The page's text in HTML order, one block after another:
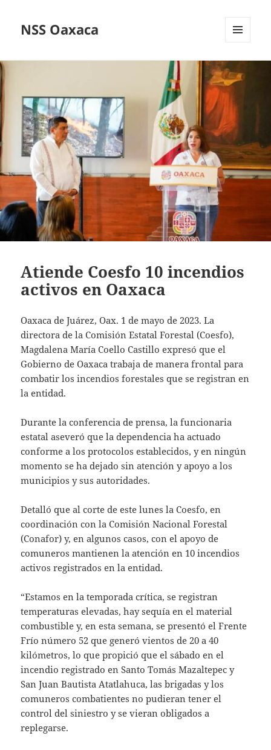
NSS Oaxaca
WIDGETS
Atiende Coesfo 10 incendios
activos en Oaxaca
Oaxaca de Juárez, Oax. 1 de mayo de 2023. La
directora de la Comisión Estatal Forestal (Coesfo),
Magdalena María Coello Castillo expresó que el
Gobierno de Oaxaca trabaja de manera frontal para
combatir los incendios forestales que se registran en
la entidad.
Durante la conferencia de prensa, la funcionaria
estatal aseveró que la dependencia ha actuado
conforme a los protocolos establecidos, y en ningún
momento se ha dejado sin atención y apoyo a los
municipios y sus autoridades.
Detalló que al corte de este lunes la Coesfo, en
coordinación con la Comisión Nacional Forestal
(Conafor) y, en algunos casos, con el apoyo de
comuneros mantienen la atención en 10 incendios
activos registrados en la entidad.
“Estamos en la temporada crítica, se registran
temperaturas elevadas, hay sequía en el material
combustible y, en esta semana, se presentó el Frente
Frío número 52 que generó vientos de 20 a 40
kilómetros, lo que propició que el sábado en el
incendio registrado en Santo Tomás Mazaltepec y
San Juan Bautista Atatlahuca, las brigadas y los
comuneros combatientes no pudieran tener el
control del siniestro y se vieran obligados a
replegarse.